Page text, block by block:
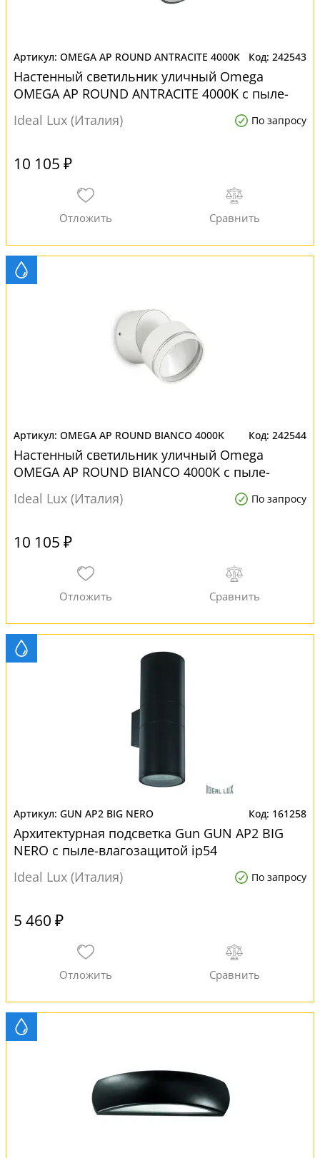
OMEGA AP ROUND ANTRACITE 4000K 242543
Настенный светильник уличный Omega
OMEGA AP ROUND ANTRACITE 4000K с пыле-
влагозащитой ip54
Ideal Lux (Италия) По запросу
10 105 ₽
OMEGA AP ROUND BIANCO 4000K 242544
Настенный светильник уличный Omega
OMEGA AP ROUND BIANCO 4000K с пыле-
влагозащитой ip54
Ideal Lux (Италия) По запросу
10 105 ₽
GUN AP2 BIG NERO 161258
Архитектурная подсветка Gun GUN AP2 BIG
NERO с пыле-влагозащитой ip54
Ideal Lux (Италия)
По запросу
5 460 ₽